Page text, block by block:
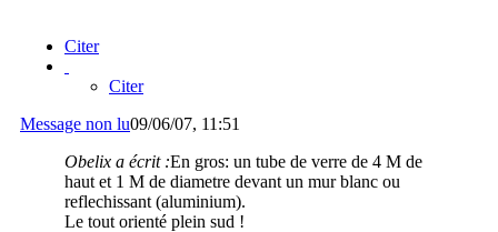
Citer
Citer
Message non lu09/06/07, 11:51
Obelix a écrit :En gros: un tube de verre de 4 M de
haut et 1 M de diametre devant un mur blanc ou
reflechissant (aluminium).
Le tout orienté plein sud !